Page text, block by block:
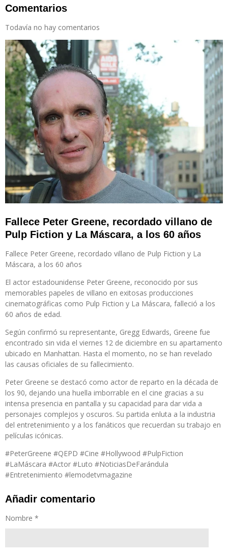
Comentarios
Todavía no hay comentarios
Fallece Peter Greene, recordado villano de
Pulp Fiction y La Máscara, a los 60 años
Fallece Peter Greene, recordado villano de Pulp Fiction y La
Máscara, a los 60 años
El actor estadounidense Peter Greene, reconocido por sus
memorables papeles de villano en exitosas producciones
cinematográficas como Pulp Fiction y La Máscara, falleció a los
60 años de edad.
Según confirmó su representante, Gregg Edwards, Greene fue
encontrado sin vida el viernes 12 de diciembre en su apartamento
ubicado en Manhattan. Hasta el momento, no se han revelado
las causas oficiales de su fallecimiento.
Peter Greene se destacó como actor de reparto en la década de
los 90, dejando una huella imborrable en el cine gracias a su
intensa presencia en pantalla y su capacidad para dar vida a
personajes complejos y oscuros. Su partida enluta a la industria
del entretenimiento y a los fanáticos que recuerdan su trabajo en
películas icónicas.
#PeterGreene #QEPD #Cine #Hollywood #PulpFiction
#LaMáscara #Actor #Luto #NoticiasDeFarándula
#Entretenimiento #lemodetvmagazine
Añadir comentario
Nombre *